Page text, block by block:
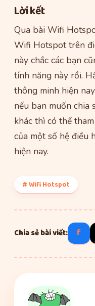
Lời kết
Qua bài Wifi
Wifi Hotspot trên
này chắc các bạn
tính năng này rồi.
thông minh hiện
nếu bạn muốn chia
khác thì có thể
của một số hệ điều
hiện nay.
# Wifi Hotspot
Chia sẻ bài viết: f